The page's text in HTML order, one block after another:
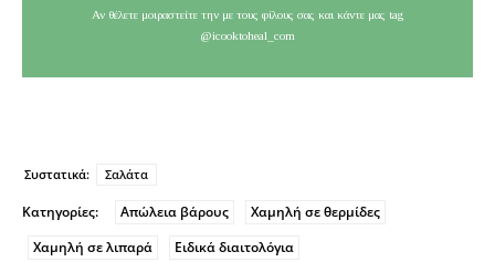
Αν θέλετε μοιραστείτε την με τους φίλους σας και κάντε μας tag
@icooktoheal_com
Συστατικά: Σαλάτα
Κατηγορίες: Απώλεια βάρους
Χαμηλή σε θερμίδες
Χαμηλή σε λιπαρά
Ειδικά διαιτολόγια